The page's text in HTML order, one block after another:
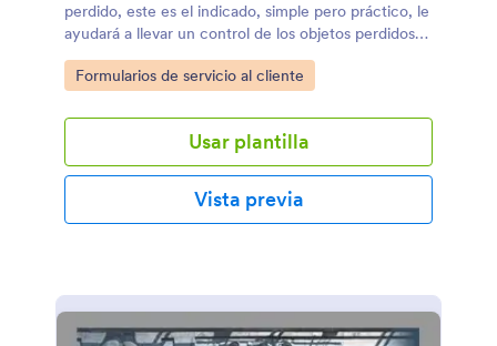
perdido, este es el indicado, simple pero práctico, le
ayudará a llevar un control de los objetos perdidos
por sus clientes, en su escuela o lugar de trabajo.
Go to Category:
Formularios de servicio al cliente
Usar plantilla
Vista previa